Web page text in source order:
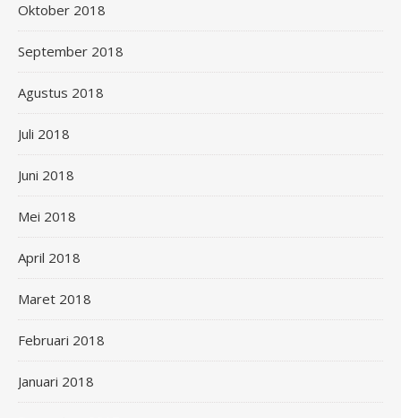
Oktober 2018
September 2018
Agustus 2018
Juli 2018
Juni 2018
Mei 2018
April 2018
Maret 2018
Februari 2018
Januari 2018